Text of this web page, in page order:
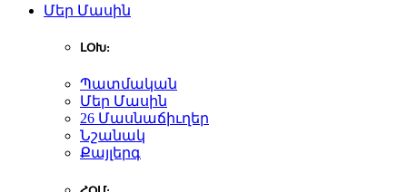
Մեր Մասին
ԼՕԽ:
Պատմական
Մեր Մասին
26 Մասնաճիւղեր
Նշանակ
Քայլերգ